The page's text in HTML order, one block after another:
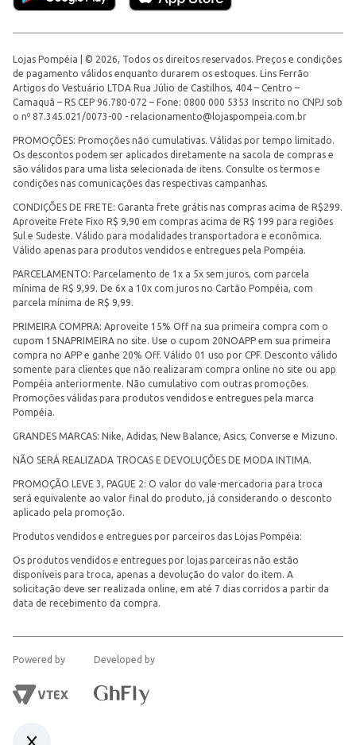
Lojas Pompéia | © 2026, Todos os direitos reservados. Preços e condições
de pagamento válidos enquanto durarem os estoques. Lins Ferrão
Artigos do Vestuário LTDA Rua Júlio de Castilhos, 404 – Centro –
Camaquã – RS CEP 96.780-072 – Fone: 0800 000 5353 Inscrito no CNPJ sob
o nº 87.345.021/0073-00 - relacionamento@lojaspompeia.com.br
PROMOÇÕES: Promoções não cumulativas. Válidas por tempo limitado.
Os descontos podem ser aplicados diretamente na sacola de compras e
são válidos para uma lista selecionada de itens. Consulte os termos e
condições nas comunicações das respectivas campanhas.
CONDIÇÕES DE FRETE: Garanta frete grátis nas compras acima de R$299.
Aproveite Frete Fixo R$ 9,90 em compras acima de R$ 199 para regiões
Sul e Sudeste. Válido para modalidades transportadora e econômica.
Válido apenas para produtos vendidos e entregues pela Pompéia.
PARCELAMENTO: Parcelamento de 1x a 5x sem juros, com parcela
mínima de R$ 9,99. De 6x a 10x com juros no Cartão Pompéia, com
parcela mínima de R$ 9,99.
PRIMEIRA COMPRA: Aproveite 15% Off na sua primeira compra com o
cupom 15NAPRIMEIRA no site. Use o cupom 20NOAPP em sua primeira
compra no APP e ganhe 20% Off. Válido 01 uso por CPF. Desconto válido
somente para clientes que não realizaram compra online no site ou app
Pompéia anteriormente. Não cumulativo com outras promoções.
Promoções válidas para produtos vendidos e entregues pela marca
Pompéia.
GRANDES MARCAS: Nike, Adidas, New Balance, Asics, Converse e Mizuno.
NÃO SERÁ REALIZADA TROCAS E DEVOLUÇÕES DE MODA INTIMA.
PROMOÇÃO LEVE 3, PAGUE 2: O valor do vale-mercadoria para troca
será equivalente ao valor final do produto, já considerando o desconto
aplicado pela promoção.
Produtos vendidos e entregues por parceiros das Lojas Pompéia:
Os produtos vendidos e entregues por lojas parceiras não estão
disponíveis para troca, apenas a devolução do valor do item. A
solicitação deve ser realizada online, em até 7 dias corridos a partir da
data de recebimento da compra.
Powered by Developed by